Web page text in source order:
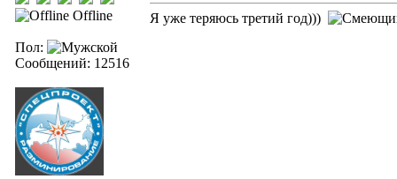
Offline
Пол:
Сообщений: 12516
Я уже теряюсь третий год)))